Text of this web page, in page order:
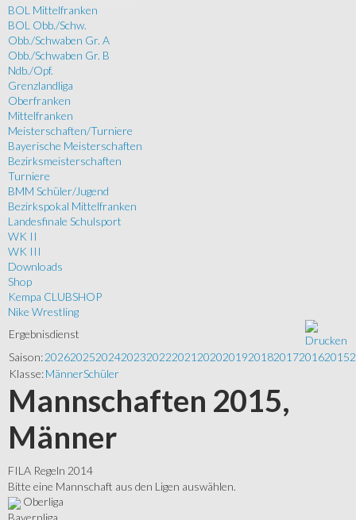
BOL Mittelfranken
BOL Obb./Schw.
Obb./Schwaben Gr. A
Obb./Schwaben Gr. B
Ndb./Opf.
Grenzlandliga
Oberfranken
Mittelfranken
Meisterschaften/Turniere
Bayerische Meisterschaften
Bezirksmeisterschaften
Turniere
BMM Schüler/Jugend
Bezirkspokal Mittelfranken
Landesfinale Schulsport
WK II
WK III
Downloads
Shop
Kempa CLUBSHOP
Nike Wrestling
Ergebnisdienst
Saison:202620252024202320222021 202020192018201720162015
Klasse:MännerSchüler
Mannschaften 2015,
Männer
FILA Regeln 2014
Bitte eine Mannschaft aus den Ligen auswählen.
Oberliga
Bayernliga